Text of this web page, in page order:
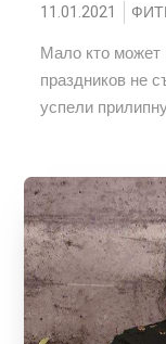
11.01.2021
Мало кто может
праздников не
успели